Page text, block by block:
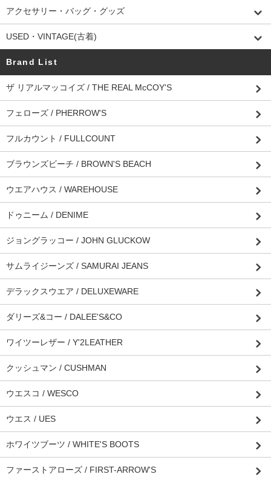
アクセサリー・バッグ・グッズ
USED・VINTAGE(古着)
Brand List
ザ リアルマッコイズ / THE REAL McCOY'S
フェローズ / PHERROW'S
フルカウント / FULLCOUNT
ブラウンズビーチ / BROWN'S BEACH
ウエアハウス / WAREHOUSE
ドゥニーム / DENIME
ジョングラッコー / JOHN GLUCKOW
サムライジーンズ / SAMURAI JEANS
デラックスウエア / DELUXEWARE
ダリーズ&コー / DALEE'S&CO
ワイツーレザー / Y'2LEATHER
クッシュマン / CUSHMAN
ウエスコ / WESCO
ウエス / UES
ホワイツブーツ / WHITE'S BOOTS
ファーストアローズ / FIRST-ARROW'S